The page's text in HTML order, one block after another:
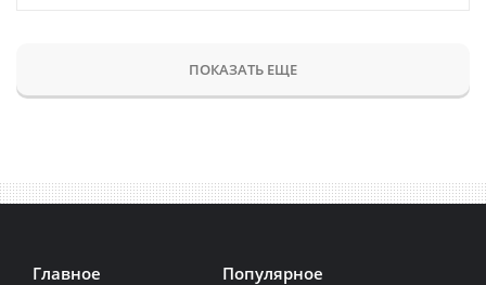
ПОКАЗАТЬ ЕЩЕ
Главное Популярное